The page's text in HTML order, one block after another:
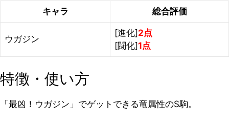
キャラ 総合評価
ウガジン
[進化] 2点
[闘化]1点
特徴・使い方
「最凶！ウガジン」でゲットできる竜属性のS駒。